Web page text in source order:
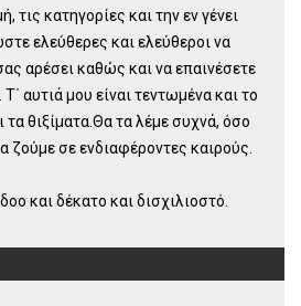
τις κατηγορίες και την εν γένει
ελεύθερες και ελεύθεροι να
αρέσει καθώς και να επαινέσετε
αυτιά μου είναι τεντωμένα και το
τα θιξίματα.Θα τα λέμε συχνά, όσο
ζούμε σε ενδιαφέροντες καιρούς.
και δέκατο και δισχιλιοστό.